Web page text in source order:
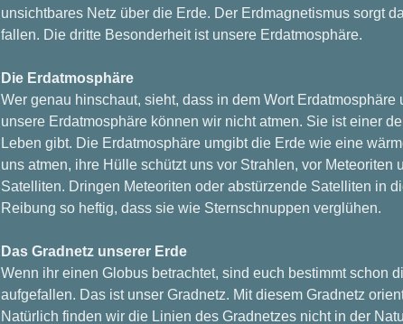
unsichtbares Netz über die Erde. Der Erdmagnetismus sorgt
fallen. Die dritte Besonderheit ist unsere Erdatmosphäre.
Die Erdatmosphäre
Wer genau hinschaut, sieht, dass in dem Wort Erdatmosphäre
unsere Erdatmosphäre können wir nicht atmen. Sie ist einer
Leben gibt. Die Erdatmosphäre umgibt die Erde wie eine
uns atmen, ihre Hülle schützt uns vor Strahlen, vor Meteoriten
Satelliten. Dringen Meteoriten oder abstürzende Satelliten in
Reibung so heftig, dass sie wie Sternschnuppen verglühen.
Das Gradnetz unserer Erde
Wenn ihr einen Globus betrachtet, sind euch bestimmt schon
aufgefallen. Das ist unser Gradnetz. Mit diesem Gradnetz
Natürlich finden wir die Linien des Gradnetzes nicht in der